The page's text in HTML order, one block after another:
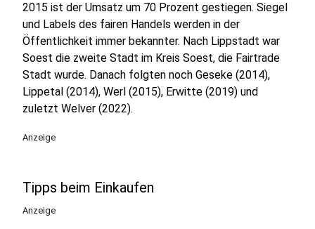
2015 ist der Umsatz um 70 Prozent gestiegen. Siegel
und Labels des fairen Handels werden in der
Öffentlichkeit immer bekannter. Nach Lippstadt war
Soest die zweite Stadt im Kreis Soest, die Fairtrade
Stadt wurde. Danach folgten noch Geseke (2014),
Lippetal (2014), Werl (2015), Erwitte (2019) und
zuletzt Welver (2022).
Anzeige
Tipps beim Einkaufen
Anzeige